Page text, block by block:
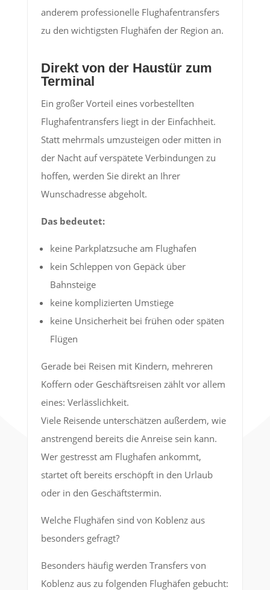
anderem professionelle Flughafentransfers
zu den wichtigsten Flughäfen der Region an.
Direkt von der Haustür zum
Terminal
Ein großer Vorteil eines vorbestellten
Flughafentransfers liegt in der Einfachheit.
Statt mehrmals umzusteigen oder mitten in
der Nacht auf verspätete Verbindungen zu
hoffen, werden Sie direkt an Ihrer
Wunschadresse abgeholt.
Das bedeutet:
keine Parkplatzsuche am Flughafen
kein Schleppen von Gepäck über
Bahnsteige
keine komplizierten Umstiege
keine Unsicherheit bei frühen oder späten
Flügen
Gerade bei Reisen mit Kindern, mehreren
Koffern oder Geschäftsreisen zählt vor allem
eines: Verlässlichkeit.
Viele Reisende unterschätzen außerdem, wie
anstrengend bereits die Anreise sein kann.
Wer gestresst am Flughafen ankommt,
startet oft bereits erschöpft in den Urlaub
oder in den Geschäftstermin.
Welche Flughäfen sind von Koblenz aus
besonders gefragt?
Besonders häufig werden Transfers von
Koblenz aus zu folgenden Flughäfen gebucht: